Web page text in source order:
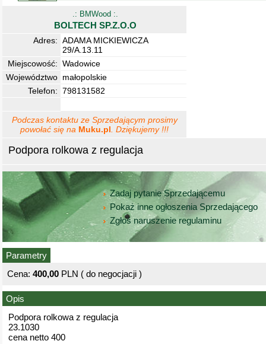
Podpora rolkowa z regulacja
Zadaj pytanie Sprzedającemu
Pokaż inne ogłoszenia Sprzedającego
Zgłoś naruszenie regulaminu
Parametry
Cena: 400,00 PLN ( do negocjacji )
.: BMWood :.
BOLTECH SP.Z.O.O
Adres: ADAMA MICKIEWICZA
29/A.13.11
Miejscowość: Wadowice
Województwo małopolskie
Telefon: 798131582
Podczas kontaktu ze Sprzedającym prosimy
powołać się na Muku.pl . Dziękujemy !!!
Opis
Podpora rolkowa z regulacja
23.1030
cena netto 400